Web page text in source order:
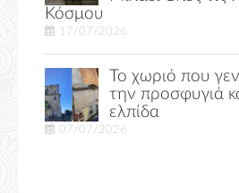
Κόσμου
17/07/2026
Το χωριό που
την προσφυγιά
ελπίδα
07/07/2026